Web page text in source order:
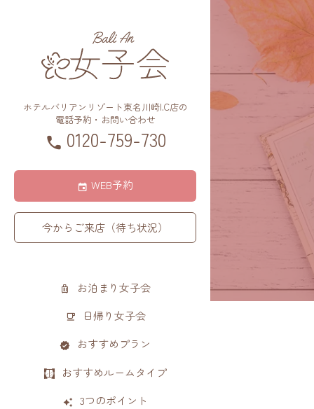
ホテルバリアンリゾート東名川崎I.C店の
電話予約・お問い合わせ
0120-759-730
WEB予約
今からご来店（待ち状況）
お泊まり女子会
日帰り女子会
おすすめプラン
おすすめルームタイプ
3つのポイント